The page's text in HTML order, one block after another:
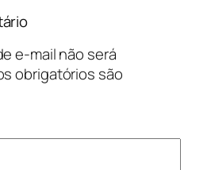
e-mail não será
obrigatórios são